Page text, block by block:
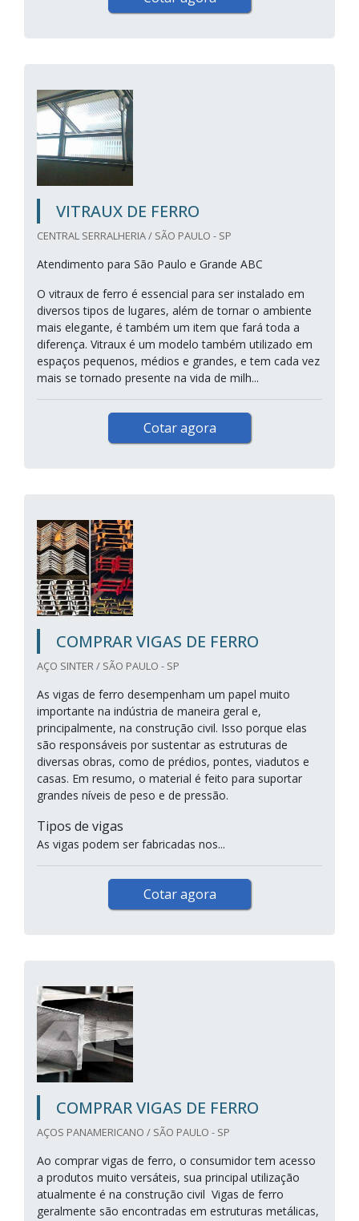
VITRAUX DE FERRO
CENTRAL SERRALHERIA / SÃO PAULO - SP
Atendimento para São Paulo e Grande ABC
O vitraux de ferro é essencial para ser instalado em
diversos tipos de lugares, além de tornar o ambiente
mais elegante, é também um item que fará toda a
diferença. Vitraux é um modelo também utilizado em
espaços pequenos, médios e grandes, e tem cada vez
mais se tornado presente na vida de milh...
Cotar agora
COMPRAR VIGAS DE FERRO
AÇO SINTER / SÃO PAULO - SP
As vigas de ferro desempenham um papel muito
importante na indústria de maneira geral e,
principalmente, na construção civil. Isso porque elas
são responsáveis por sustentar as estruturas de
diversas obras, como de prédios, pontes, viadutos e
casas. Em resumo, o material é feito para suportar
grandes níveis de peso e de pressão.
Tipos de vigas
As vigas podem ser fabricadas nos...
Cotar agora
COMPRAR VIGAS DE FERRO
AÇOS PANAMERICANO / SÃO PAULO - SP
Ao comprar vigas de ferro, o consumidor tem acesso
a produtos muito versáteis, sua principal utilização
atualmente é na construção civil Vigas de ferro
geralmente são encontradas em estruturas metálicas,